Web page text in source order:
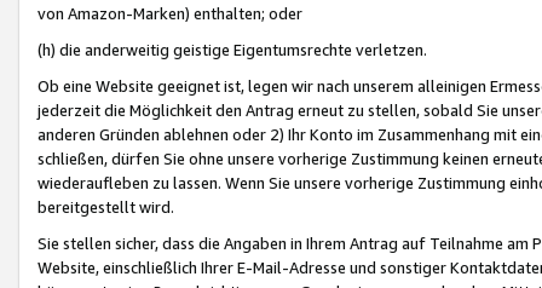
von Amazon-Marken) enthalten; oder
(h) die anderweitig geistige Eigentumsrechte verletzen.
Ob eine Website geeignet ist, legen wir nach unserem alleinigen
jederzeit die Möglichkeit den Antrag erneut zu stellen, sobald Sie
anderen Gründen ablehnen oder 2) Ihr Konto im Zusammenhang mit
schließen, dürfen Sie ohne unsere vorherige Zustimmung keinen
wiederaufleben zu lassen. Wenn Sie unsere vorherige Zustimmung
bereitgestellt wird.
Sie stellen sicher, dass die Angaben in Ihrem Antrag auf Teilnahme
Website, einschließlich Ihrer E-Mail-Adresse und sonstiger